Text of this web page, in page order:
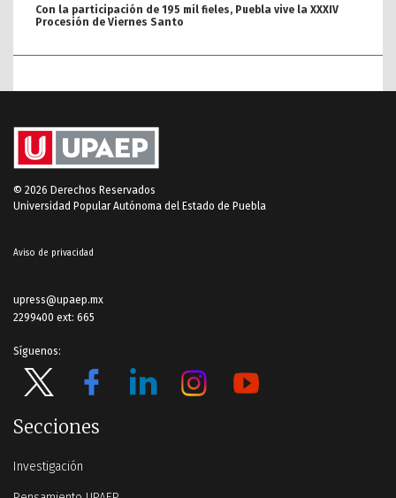
Con la participación de 195 mil fieles, Puebla vive la XXXIV
Procesión de Viernes Santo
© 2026 Derechos Reservados
Universidad Popular Autónoma del Estado de Puebla
Aviso de privacidad
upress@upaep.mx
2299400 ext: 665
Síguenos:
Secciones
Investigación